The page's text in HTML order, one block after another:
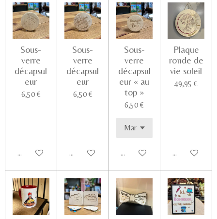
Sous-
verre
décapsul
eur
6,50 €
Ajouter au panier
Sous-
verre
décapsul
eur
6,50 €
Ajouter au panier
Sous-
verre
décapsul
eur « au
top »
6,50 €
Ajouter au panier
Plaque
ronde de
vie soleil
49,95 €
Voir les